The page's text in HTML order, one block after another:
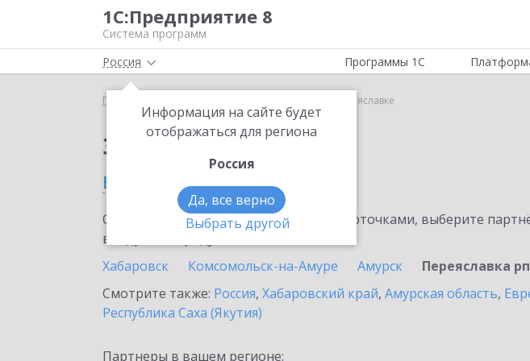
1С:Предприятие 8
Система программ
Россия
Информация на сайте будет
отображаться для региона
Россия
Да, все верно
Выбрать другой
Программы 1С
Главная 1С-ЭТП в Переяславке
Заказать 1С-ЭТП
в Переяславке
Ознакомьтесь с информационными карточками, выберите
внедрение продукта.
Хабаровск
Комсомольск-на-Амуре Амурск
Переяславка рп
Смотрите также: Россия, Хабаровский край, Амурская область,
Республика Саха (Якутия)
Партнеры в вашем регионе: